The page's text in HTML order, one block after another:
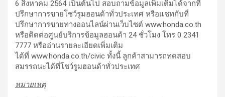
6 สิงหาคม 2564 เป็นต้นไป สอบถามข้อมูลเพิ่มเติมได้จากที่
ปรึกษาการขายโชว์รูมฮอนด้าทั่วประเทศ หรือแชทกับที่
ปรึกษาการขายทางออนไลน์ผ่านเว็บไซต์ www.honda.co.th
หรือติดต่อศูนย์บริการข้อมูลฮอนด้า 24 ชั่วโมง โทร 0 2341
7777 หรืออ่านรายละเอียดเพิ่มเติม
ได้ที่ www.honda.co.th/civic ทั้งนี้ ลูกค้าสามารถทดสอบ
สมรรถนะได้ที่โชว์รูมฮอนด้าทั่วประเทศ
หมายเหตุ